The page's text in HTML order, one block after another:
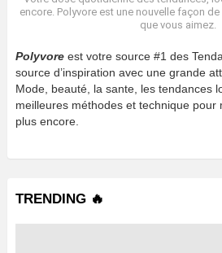
encore. Polyvore est une nouvelle façon
que vous aimez.
Polyvore est votre source #1 des
source d’inspiration avec une grande
Mode, beauté, la sante, les tendances
meilleures méthodes et technique pour
plus encore.
TRENDING 🔥